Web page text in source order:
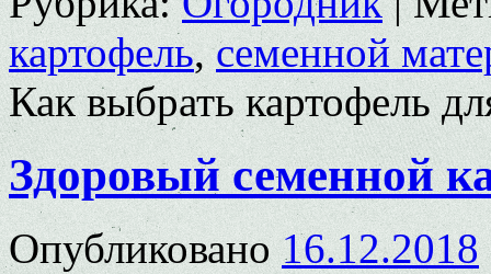
картофель,семенной
Как выбрать картофель
Здоровый семенной
Опубликовано 16.12.2018